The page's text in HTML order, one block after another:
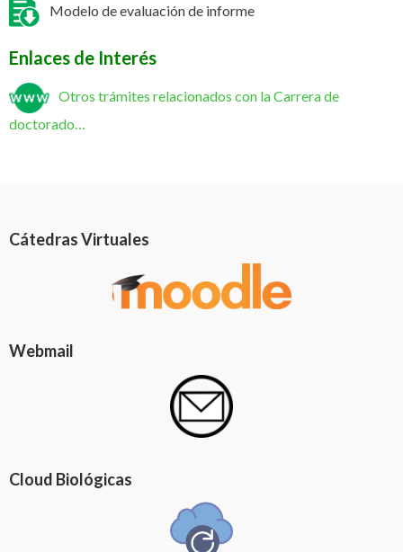
Modelo de evaluación de informe
Enlaces de Interés
Otros trámites relacionados con la Carrera de
doctorado…
Cátedras Virtuales
Webmail
Cloud Biológicas